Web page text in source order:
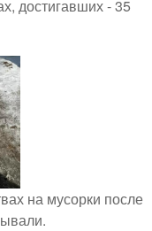
достигавших - 35
на мусорки после